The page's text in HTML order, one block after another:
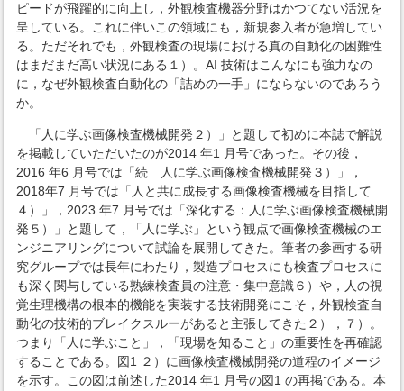
ピードが飛躍的に向上し，外観検査機器分野はかつてない活況を
呈している。これに伴いこの領域にも，新規参入者が急増してい
る。ただそれでも，外観検査の現場における真の自動化の困難性
はまだまだ高い状況にある１）。AI 技術はこんなにも強力なの
に，なぜ外観検査自動化の「詰めの一手」にならないのであろう
か。
「人に学ぶ画像検査機械開発２）」と題して初めに本誌で解説
を掲載していただいたのが2014 年1 月号であった。その後，
2016 年6 月号では「続 人に学ぶ画像検査機械開発３）」，
2018年7 月号では「人と共に成長する画像検査機械を目指して
４）」，2023 年7 月号では「深化する：人に学ぶ画像検査機械開
発５）」と題して，「人に学ぶ」という観点で画像検査機械のエ
ンジニアリングについて試論を展開してきた。筆者の参画する研
究グループでは長年にわたり，製造プロセスにも検査プロセスに
も深く関与している熟練検査員の注意・集中意識６）や，人の視
覚生理機構の根本的機能を実装する技術開発にこそ，外観検査自
動化の技術的ブレイクスルーがあると主張してきた２），７）。
つまり「人に学ぶこと」，「現場を知ること」の重要性を再確認
することである。図1 ２）に画像検査機械開発の道程のイメージ
を示す。この図は前述した2014 年1 月号の図1 の再掲である。本